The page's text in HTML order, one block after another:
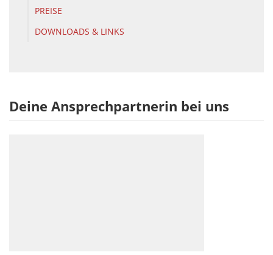
PREISE
DOWNLOADS & LINKS
Deine Ansprechpartnerin bei uns